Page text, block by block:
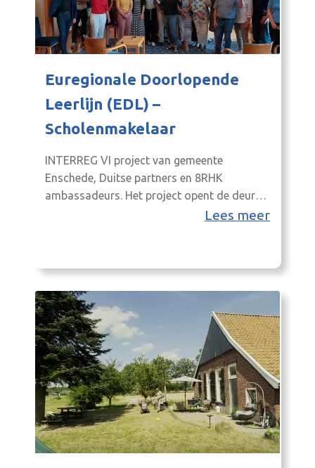
Euregionale Doorlopende
Leerlijn (EDL) –
Scholenmakelaar
INTERREG VI project van gemeente
Enschede, Duitse partners en 8RHK
ambassadeurs. Het project opent de deuren
Lees meer